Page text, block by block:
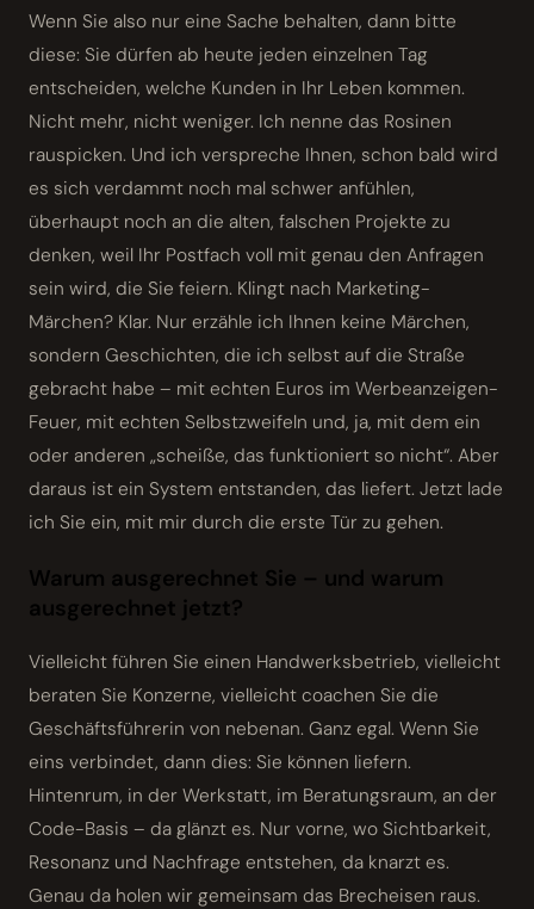
Wenn Sie also nur eine Sache behalten, dann bitte
diese: Sie dürfen ab heute jeden einzelnen Tag
entscheiden, welche Kunden in Ihr Leben kommen.
Nicht mehr, nicht weniger. Ich nenne das Rosinen
rauspicken. Und ich verspreche Ihnen, schon bald wird
es sich verdammt noch mal schwer anfühlen,
überhaupt noch an die alten, falschen Projekte zu
denken, weil Ihr Postfach voll mit genau den Anfragen
sein wird, die Sie feiern. Klingt nach Marketing-
Märchen? Klar. Nur erzähle ich Ihnen keine Märchen,
sondern Geschichten, die ich selbst auf die Straße
gebracht habe – mit echten Euros im Werbeanzeigen-
Feuer, mit echten Selbstzweifeln und, ja, mit dem ein
oder anderen „scheiße, das funktioniert so nicht“. Aber
daraus ist ein System entstanden, das liefert. Jetzt lade
ich Sie ein, mit mir durch die erste Tür zu gehen.
Warum ausgerechnet Sie – und warum
ausgerechnet jetzt?
Vielleicht führen Sie einen Handwerksbetrieb, vielleicht
beraten Sie Konzerne, vielleicht coachen Sie die
Geschäftsführerin von nebenan. Ganz egal. Wenn Sie
eins verbindet, dann dies: Sie können liefern.
Hintenrum, in der Werkstatt, im Beratungsraum, an der
Code-Basis – da glänzt es. Nur vorne, wo Sichtbarkeit,
Resonanz und Nachfrage entstehen, da knarzt es.
Genau da holen wir gemeinsam das Brecheisen raus.